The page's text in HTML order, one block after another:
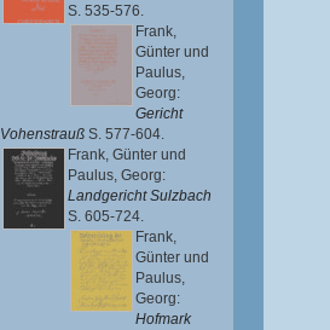
S. 535-576.
Frank,
Günter und
Paulus,
Georg:
Gericht
Vohenstrauß S. 577-604.
Frank, Günter und
Paulus, Georg:
Landgericht Sulzbach
S. 605-724.
Frank,
Günter und
Paulus,
Georg:
Hofmark